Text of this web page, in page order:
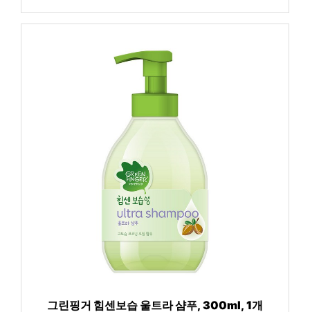
그린핑거 힘센보습 울트라 샴푸, 300ml, 1개